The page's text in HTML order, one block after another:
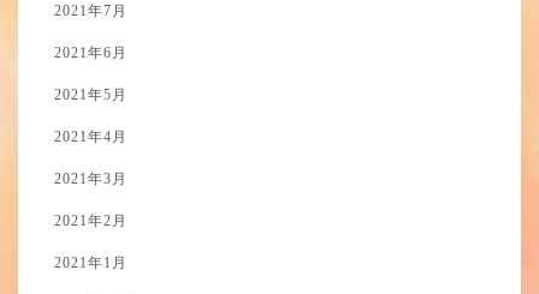
2021年7月
2021年6月
2021年5月
2021年4月
2021年3月
2021年2月
2021年1月